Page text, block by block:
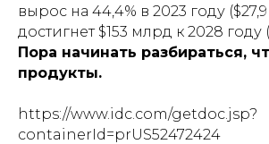
вырос на 44,4% в 2023 году
достигнет $153 млрд к 2028 году
Пора начинать разбираться,
продукты.
https://www.idc.com/getdoc.jsp?
containerId=prUS52472424